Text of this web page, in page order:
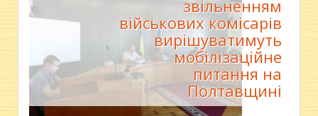
звільненням
військових комісарів
вирішуватимуть
мобілізаційне
питання на
Полтавщині